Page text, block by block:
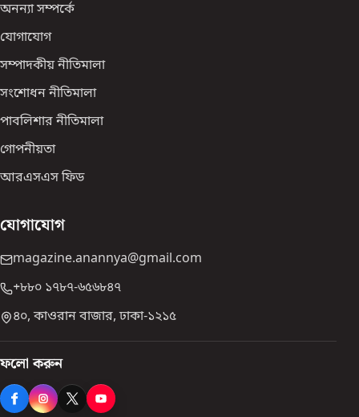
অনন্যা সম্পর্কে
যোগাযোগ
সম্পাদকীয় নীতিমালা
সংশোধন নীতিমালা
পাবলিশার নীতিমালা
গোপনীয়তা
আরএসএস ফিড
যোগাযোগ
magazine.anannya@gmail.com
+৮৮০ ১৭৮৭-৬৫৬৮৪৭
৪০, কাওরান বাজার, ঢাকা-১২১৫
ফলো করুন